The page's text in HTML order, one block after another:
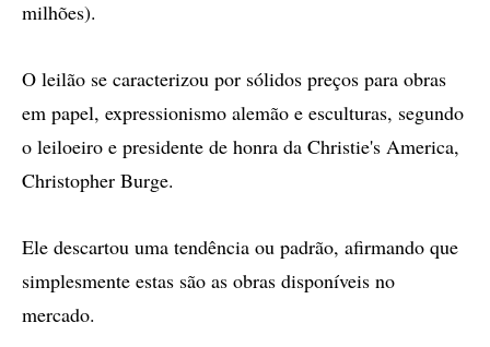
milhões).
O leilão se caracterizou por sólidos preços para obras
em papel, expressionismo alemão e esculturas, segundo
o leiloeiro e presidente de honra da Christie's America,
Christopher Burge.
Ele descartou uma tendência ou padrão, afirmando que
simplesmente estas são as obras disponíveis no
mercado.